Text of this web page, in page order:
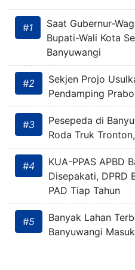
#1
Saat Gubernur-
Bupati-Wali Kota
Banyuwangi
#2
Sekjen Projo
Pendamping
#3
Pesepeda di
Roda Truk
#4
KUA-PPAS APBD
Disepakati, DPRD
PAD Tiap Tahun
#5
Banyak Lahan
Banyuwangi